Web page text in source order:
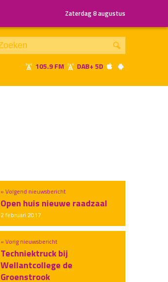
Zaterdag 8 augustus
105.9 FM DAB+ 5D
« Vorig nieuwsbericht
Techniektruck bij
Wellantcollege de
Groenstrook
» Volgend nieuwsbericht
Open huis nieuwe raadzaal
2 februari 2017